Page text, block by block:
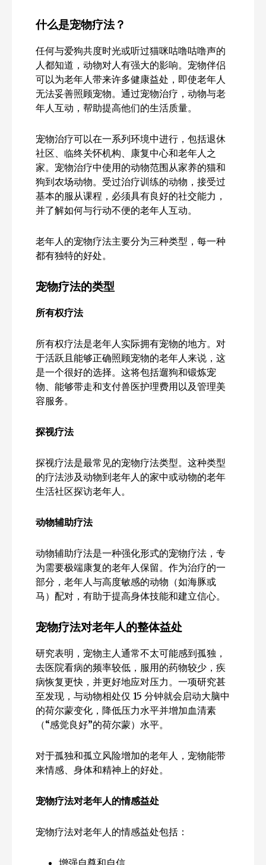
什么是宠物疗法？
任何与爱狗共度时光或听过猫咪咕噜咕噜声的
人都知道，动物对人有强大的影响。宠物伴侣
可以为老年人带来许多健康益处，即使老年人
无法妥善照顾宠物。通过宠物治疗，动物与老
年人互动，帮助提高他们的生活质量。
宠物治疗可以在一系列环境中进行，包括退休
社区、临终关怀机构、康复中心和老年人之
家。宠物治疗中使用的动物范围从家养的猫和
狗到农场动物。受过治疗训练的动物，接受过
基本的服从课程，必须具有良好的社交能力，
并了解如何与行动不便的老年人互动。
老年人的宠物疗法主要分为三种类型，每一种
都有独特的好处。
宠物疗法的类型
所有权疗法
所有权疗法是老年人实际拥有宠物的地方。对
于活跃且能够正确照顾宠物的老年人来说，这
是一个很好的选择。这将包括遛狗和锻炼宠
物、能够带走和支付兽医护理费用以及管理美
容服务。
探视疗法
探视疗法是最常见的宠物疗法类型。这种类型
的疗法涉及动物到老年人的家中或动物的老年
生活社区探访老年人。
动物辅助疗法
动物辅助疗法是一种强化形式的宠物疗法，专
为需要极端康复的老年人保留。作为治疗的一
部分，老年人与高度敏感的动物（如海豚或
马）配对，有助于提高身体技能和建立信心。
宠物疗法对老年人的整体益处
研究表明，宠物主人通常不太可能感到孤独，
去医院看病的频率较低，服用的药物较少，疾
病恢复更快，并更好地应对压力。一项研究甚
至发现，与动物相处仅 15 分钟就会启动大脑中
的荷尔蒙变化，降低压力水平并增加血清素
（“感觉良好”的荷尔蒙）水平。
对于孤独和孤立风险增加的老年人，宠物能带
来情感、身体和精神上的好处。
宠物疗法对老年人的情感益处
宠物疗法对老年人的情感益处包括：
增强自尊和自信